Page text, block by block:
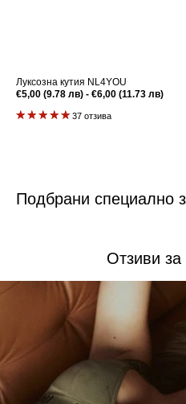
Луксозна кутия NL4YOU
Редовна
€5,00 (9.78 лв) - €6,00 (11.73 лв)
37 отзива
Подбрани специално
Отзиви за